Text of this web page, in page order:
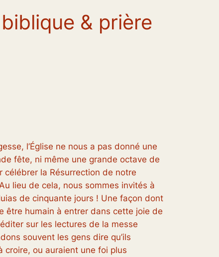
& prière
l’Église ne nous a pas donné une
fête, ni même une grande octave de
célébrer la Résurrection de notre
lieu de cela, nous sommes invités à
de cinquante jours ! Une façon dont
être humain à entrer dans cette joie de
sur les lectures de la messe
souvent les gens dire qu’ils
croire, ou auraient une foi plus